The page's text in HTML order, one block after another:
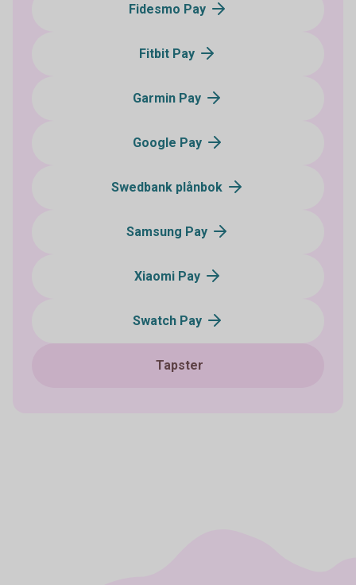
Fidesmo Pay
Fitbit Pay
Garmin Pay
Google Pay
Swedbank plånbok
Samsung Pay
Xiaomi Pay
Swatch Pay
Tapster